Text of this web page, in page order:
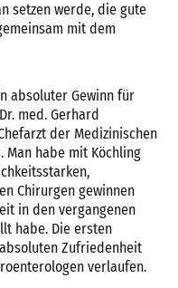
setzen werde, die gute
mit dem
absoluter Gewinn für
med. Gerhard
der Medizinischen
Man habe mit Köchling
Chirurgen gewinnen
in den vergangenen
habe. Die ersten
Zufriedenheit
verlaufen.